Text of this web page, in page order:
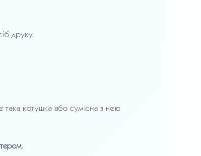
друку.
котушка або сумісна з нею
.